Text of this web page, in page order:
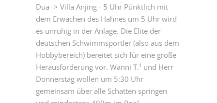
Dua -> Villa Anjing - 5 Uhr Pünktlich mit
dem Erwachen des Hahnes um 5 Uhr wird
es unruhig in der Anlage. Die Elite der
deutschen Schwimmsportler (also aus dem
Hobbybereich) bereitet sich für eine große
Herausforderung vor. Wanni T.¹ und Herr
Donnerstag wollen um 5:30 Uhr
gemeinsam über alle Schatten springen